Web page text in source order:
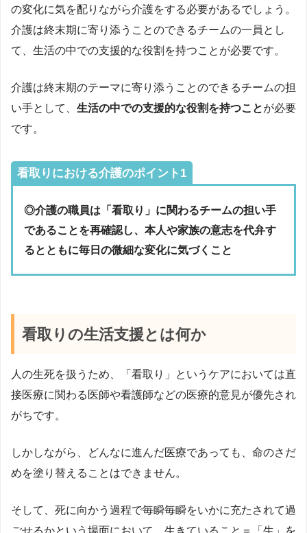
の変化に気を配りながら介護をする必要があるでしょう。
介護は終末期に寄り添うことのできるチームの一員とし
て、生活の中での支援的な役割を持つことが必要です。
介護は終末期のテーマに寄り添うことのできるチームの担
い手として、 生活の中での支援的な役割を持つことが必要
です。
看取りにおける介護のポイント1
◎介護の職員は「看取り」に関わるチームの担い手
であることを再確認し、本人や家族の意志を代弁す
るとともに毎日の微細な変化に気づくこと
看取りの生活支援とは何か
人の生死を扱うため、「看取り」というケアにおいては直
接医療に関わる医師や看護師などの医療的意見が優先され
がちです。
しかしながら、どんなに進んだ医療であっても、命のさだ
めを塗り替えることはできません。
そして、死に向かう過程で毎瞬毎瞬をいかに充たされて過